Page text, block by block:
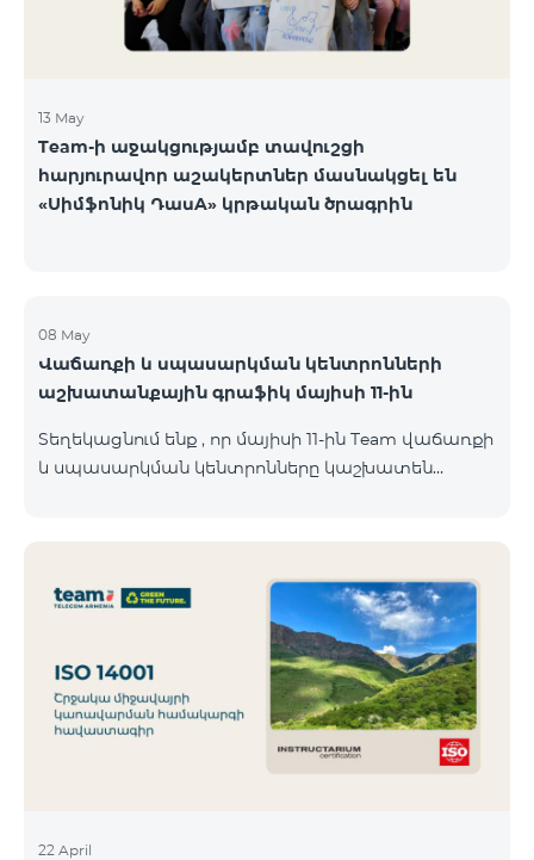
13 May
Team-ի աջակցությամբ տավուշցի
հարյուրավոր աշակերտներ մասնակցել են
«Սիմֆոնիկ ԴասA» կրթական ծրագրին
08 May
Վաճառքի և սպասարկման կենտրոնների
աշխատանքային գրաֆիկ մայիսի 11-ին
Տեղեկացնում ենք , որ մայիսի 11-ին Team վաճառքի
և սպասարկման կենտրոնները կաշխատեն
Բնականուն գրաֆիկը Մայիսի 11-ի փոփոխված
գրաֆիկը Երևան Կիլիկիա 09:00-18:00 09:00-17:00
Երևան Անդրանիկ 09:00-18:00 09:00-17:00 Երևան
ՀԱԹ 09:00-20:00 09:00-17:00 Երևան Ազատություն
09:00-19:00 09:00-17:00 Երևան Կոմիտաս 1 09:00-
19:00 09:00-17:00 Երևան Դավիթաշեն 09:00-20:00
22 April